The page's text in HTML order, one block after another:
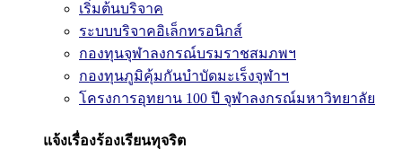
เริ่มต้นบริจาค
ระบบบริจาคอิเล็กทรอนิกส์
กองทุนจุฬาลงกรณ์บรมราชสมภพฯ
กองทุนภูมิคุ้มกันบำบัดมะเร็งจุฬาฯ
โครงการอุทยาน 100 ปี จุฬาลงกรณ์มหาวิทยาลัย
แจ้งเรื่องร้องเรียนทุจริต